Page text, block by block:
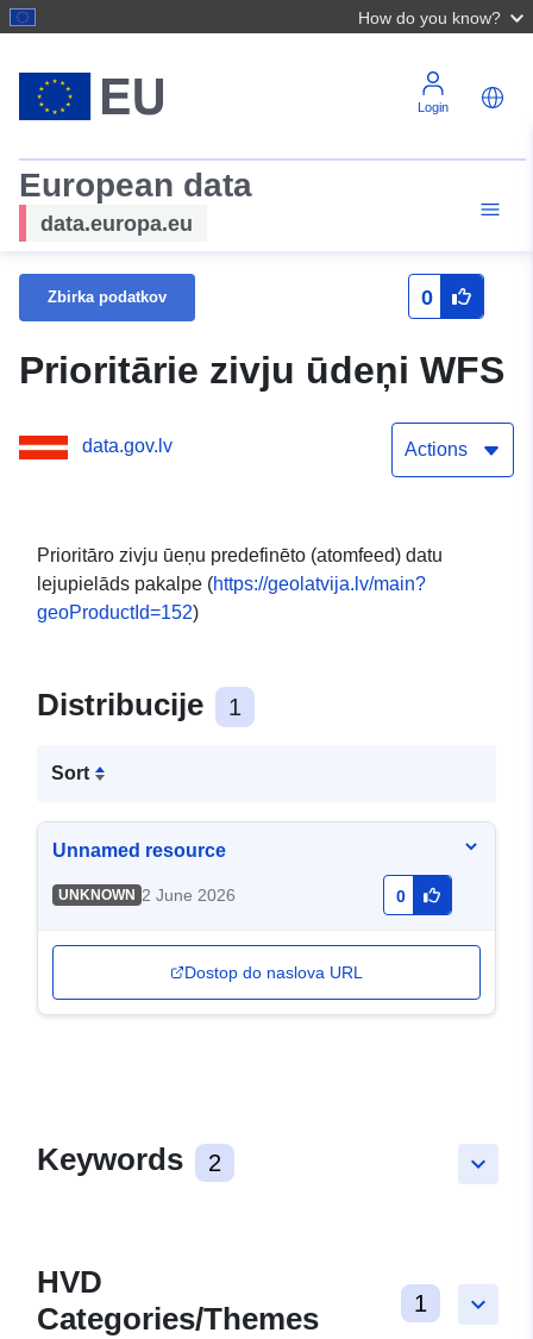
How do you know?
Login
European data
data.europa.eu
Zbirka podatkov 0
Prioritārie zivju ūdeņi WFS
data.gov.lv Actions
Prioritāro zivju ūeņu predefinēto (atomfeed) datu
lejupielāds pakalpe (https://geolatvija.lv/main?
geoProductId=152)
Distribucije 1
Sort
Unnamed resource
UNKNOWN 2 June 2026 0
Dostop do naslova URL
keyboard_arrow_down
Keywords 2
keyboard_arrow_down
HVD
Categories/Themes
1